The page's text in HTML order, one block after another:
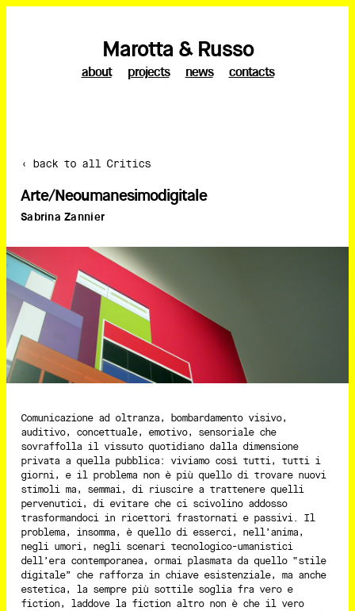
Marotta & Russo
about projects news contacts
‹ back to all Critics
Arte/Neoumanesimodigitale
Sabrina Zannier
Comunicazione ad oltranza, bombardamento visivo,
auditivo, concettuale, emotivo, sensoriale che
sovraffolla il vissuto quotidiano dalla dimensione
privata a quella pubblica: viviamo così tutti, tutti i
giorni, e il problema non è più quello di trovare nuovi
stimoli ma, semmai, di riuscire a trattenere quelli
pervenutici, di evitare che ci scivolino addosso
trasformandoci in ricettori frastornati e passivi. Il
problema, insomma, è quello di esserci, nell’anima,
negli umori, negli scenari tecnologico-umanistici
dell’era contemporanea, ormai plasmata da quello “stile
digitale” che rafforza in chiave esistenziale, ma anche
estetica, la sempre più sottile soglia fra vero e
fiction, laddove la fiction altro non è che il vero